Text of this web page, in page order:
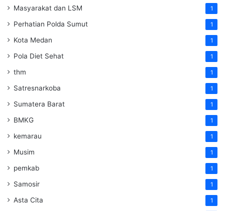
Masyarakat dan LSM 1
Perhatian Polda Sumut 1
Kota Medan 1
Pola Diet Sehat 1
thm 1
Satresnarkoba 1
Sumatera Barat 1
BMKG 1
kemarau 1
Musim 1
pemkab 1
Samosir 1
Asta Cita 1